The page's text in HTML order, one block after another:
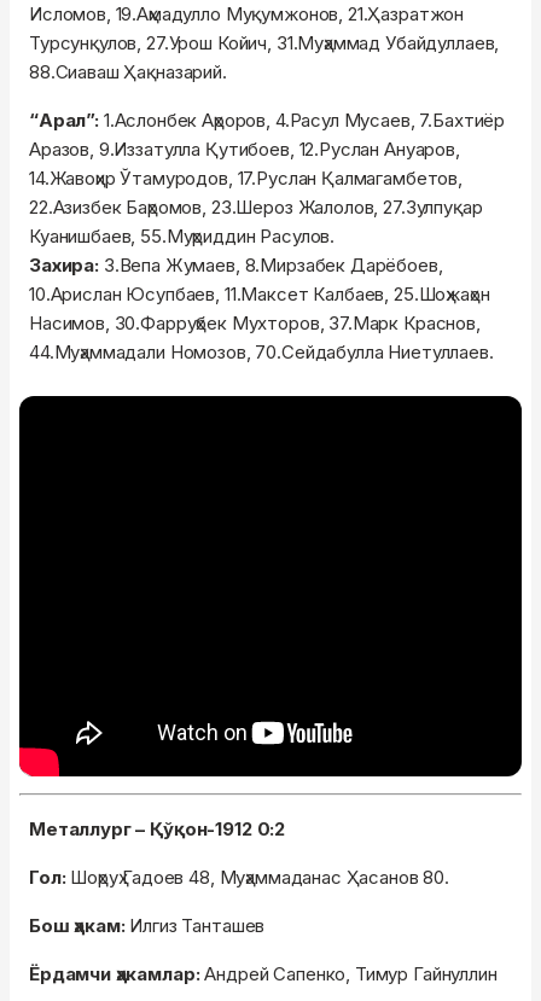
Исломов, 19.Аҳмадулло Муқумжонов, 21.Ҳазратжон
Турсунқулов, 27.Урош Койич, 31.Муҳаммад Убайдуллаев,
88.Сиаваш Ҳақназарий.
“Арал”:1.Аслонбек Аҳроров, 4.Расул Мусаев, 7.Бахтиёр
Аразов, 9.Иззатулла Қутибоев, 12.Руслан Ануаров,
14.Жавоҳир Ўтамуродов, 17.Руслан Қалмагамбетов,
22.Азизбек Баҳромов, 23.Шероз Жалолов, 27.Зулпуқар
Куанишбаев, 55.Муҳриддин Расулов.
Захира:3.Вепа Жумаев, 8.Мирзабек Дарёбоев,
10.Арислан Юсупбаев, 11.Максет Калбаев, 25.Шоҳжаҳон
Насимов, 30.Фарруҳбек Мухторов, 37.Марк Краснов,
44.Муҳаммадали Номозов, 70.Сейдабулла Ниетуллаев.
Металлург – Қўқон-1912 0:2
Гол: Шоҳруҳ Гадоев 48, Муҳаммаданас Ҳасанов 80.
Бош ҳакам:Илгиз Танташев
Ёрдамчи ҳакамлар:Андрей Сапенко, Тимур Гайнуллин